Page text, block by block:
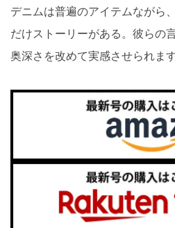
デニムは普遍のアイテムながら
だけストーリーがある。彼らの
奥深さを改めて実感させられます